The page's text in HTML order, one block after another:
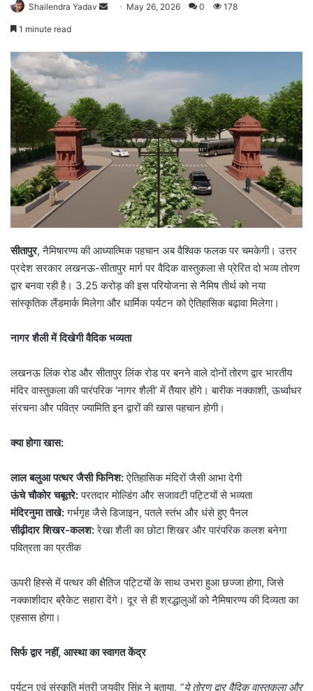
Shailendra Yadav
a
e
m
a
i
May 26, 2026 0 178
1 minute read
सीतापुर, नैमिषारण्य की आध्यात्मिक पहचान अब वैश्विक फलक पर चमकेगी। उत्तर
प्रदेश सरकार लखनऊ-सीतापुर मार्ग पर वैदिक वास्तुकला से प्रेरित दो भव्य तोरण
द्वार बनवा रही है। 3.25 करोड़ की इस परियोजना से नैमिष तीर्थ को नया
सांस्कृतिक लैंडमार्क मिलेगा और धार्मिक पर्यटन को ऐतिहासिक बढ़ावा मिलेगा।
नागर शैली में दिखेगी वैदिक भव्यता
लखनऊ लिंक रोड और सीतापुर लिंक रोड पर बनने वाले दोनों तोरण द्वार भारतीय
मंदिर वास्तुकला की पारंपरिक ‘नागर शैली’ में तैयार होंगे। बारीक नक्काशी, ऊर्ध्वाधर
संरचना और पवित्र ज्यामिति इन द्वारों की खास पहचान होगी।
क्या होगा खास:
लाल बलुआ पत्थर जैसी फिनिश:ऐतिहासिक मंदिरों जैसी आभा देगी
ऊंचे चौकोर चबूतरे:परतदार मोल्डिंग और सजावटी पट्टियों से भव्यता
मंदिरनुमा ताखे:गर्भगृह जैसे डिजाइन, पतले स्तंभ और धंसे हुए पैनल
सीढ़ीदार शिखर-कलश:रेखा शैली का छोटा शिखर और पारंपरिक कलश बनेगा
पवित्रता का प्रतीक
ऊपरी हिस्से में पत्थर की क्षैतिज पट्टियों के साथ उभरा हुआ छज्जा होगा, जिसे
नक्काशीदार ब्रैकेट सहारा देंगे। दूर से ही श्रद्धालुओं को नैमिषारण्य की दिव्यता का
एहसास होगा।
सिर्फ द्वार नहीं, आस्था का स्वागत केंद्र
पर्यटन एवं संस्कृति मंत्री जयवीर सिंह ने बताया, “ये तोरण द्वार वैदिक वास्तुकला और